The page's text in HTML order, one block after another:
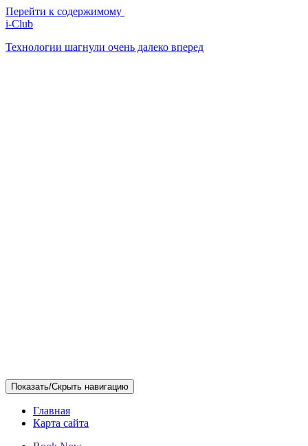
Перейти к содержимому
i-Club
Технологии шагнули очень далеко вперед
Показать/Скрыть навигацию
Главная
Карта сайта